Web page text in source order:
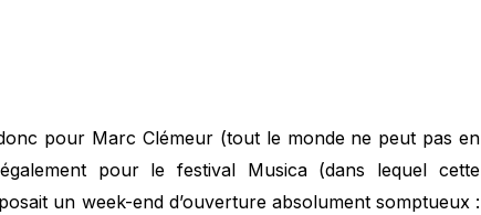
pour Marc Clémeur (tout le monde ne peut pas en
pour le festival Musica (dans lequel cette
un week-end d’ouverture absolument somptueux :